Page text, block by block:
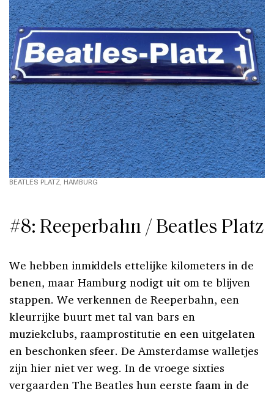
BEATLES PLATZ, HAMBURG
#8: Reeperbahn / Beatles Platz
We hebben inmiddels ettelijke kilometers in de
benen, maar Hamburg nodigt uit om te blijven
stappen. We verkennen de Reeperbahn, een
kleurrijke buurt met tal van bars en
muziekclubs, raamprostitutie en een uitgelaten
en beschonken sfeer. De Amsterdamse walletjes
zijn hier niet ver weg. In de vroege sixties
vergaarden The Beatles hun eerste faam in de